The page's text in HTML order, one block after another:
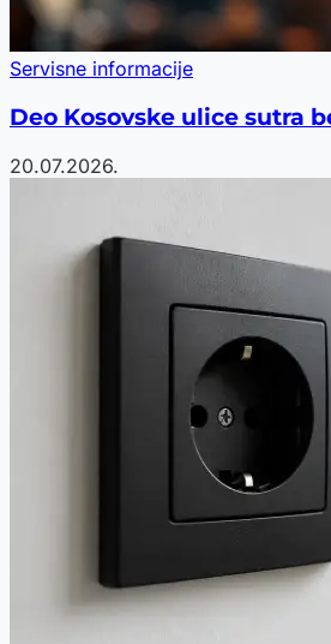
Servisne informacije
Deo Kosovske ulice sutra
20.07.2026.